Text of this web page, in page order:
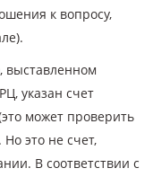
к вопросу,
выставленном
указан счет
может проверить
это не счет,
В соответствии с